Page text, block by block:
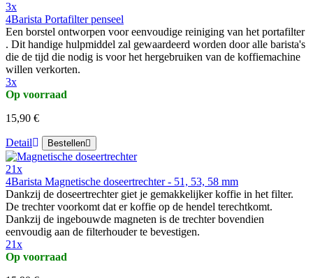
3x
4Barista Portafilter penseel
Een borstel ontworpen voor eenvoudige reiniging van het portafilter
. Dit handige hulpmiddel zal gewaardeerd worden door alle barista's
die de tijd die nodig is voor het hergebruiken van de koffiemachine
willen verkorten.
3x
Op voorraad
15,90 €
Detail Bestellen
21x
4Barista Magnetische doseertrechter - 51, 53, 58 mm
Dankzij de doseertrechter giet je gemakkelijker koffie in het filter.
De trechter voorkomt dat er koffie op de hendel terechtkomt.
Dankzij de ingebouwde magneten is de trechter bovendien
eenvoudig aan de filterhouder te bevestigen.
21x
Op voorraad